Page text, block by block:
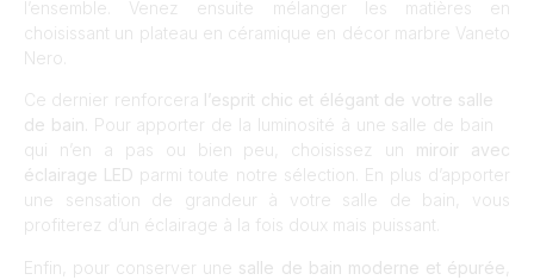
l’ensemble. Venez ensuite mélanger les matières en
choisissant un plateau en céramique en décor marbre Vaneto
Nero.
Ce dernier renforcera l’esprit chic et élégant de votre salle
de bain.
Pour apporter de la luminosité à une salle de bain
qui n’en a pas ou bien peu, choisissez un miroir avec
éclairage LED parmi toute notre sélection. En plus d’apporter
une sensation de grandeur à votre salle de bain, vous
profiterez d’un éclairage à la fois doux mais puissant.
Enfin, pour conserver une salle de bain moderne et épurée